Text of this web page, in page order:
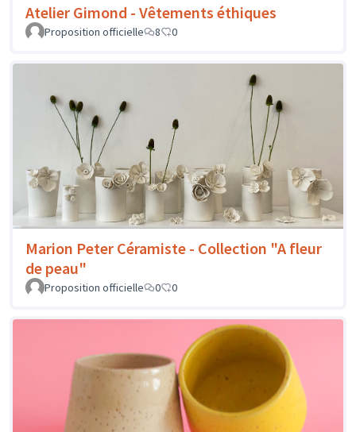
Atelier Gimond - Vêtements éthiques
Proposition officielle 8 0
Marion Peter Céramiste - Collection "A fleur
de peau"
Proposition officielle 0 0